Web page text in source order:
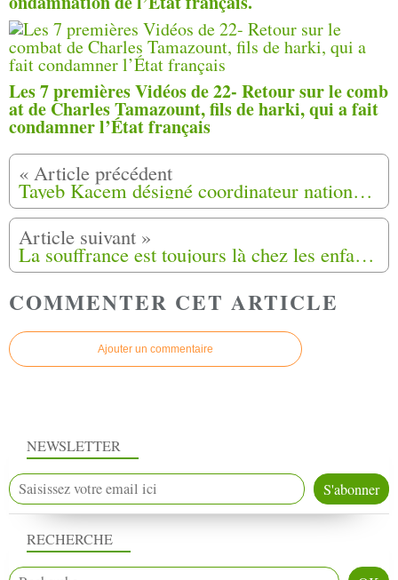
Les 7 premières Vidéos de 22- Retour sur le comb
at de Charles Tamazount, fils de harki, qui a fait
condamner l’État français
Tayeb Kacem désigné coordinateur national de l'édition 2019 de la commémoration du 12 mai 1962
La souffrance est toujours là chez les enfants de harkis à Lodève (34)
COMMENTER CET ARTICLE
Ajouter un commentaire
NEWSLETTER
RECHERCHE